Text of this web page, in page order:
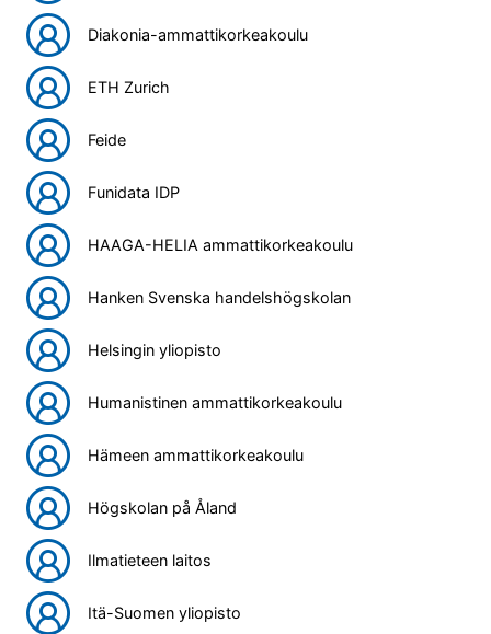
Diakonia-ammattikorkeakoulu
ETH Zurich
Feide
Funidata IDP
HAAGA-HELIA ammattikorkeakoulu
Hanken Svenska handelshögskolan
Helsingin yliopisto
Humanistinen ammattikorkeakoulu
Hämeen ammattikorkeakoulu
Högskolan på Åland
Ilmatieteen laitos
Itä-Suomen yliopisto